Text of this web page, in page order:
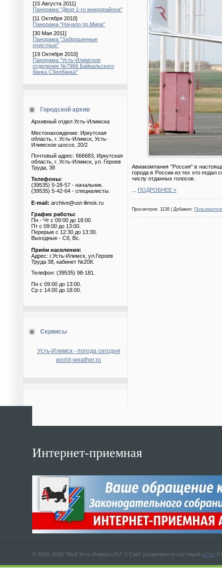
[15 Августа 2011]
Панорама "Двор 1-го микрорайона"
[11 Октября 2010]
Панорама "Начало пр.Мира"
[30 Мая 2011]
Панорама "Заброшенные
очистные"
[19 Октября 2010]
Панорама "Усть-Илимское
отделение №7966 Байкальского
банка Сбербанка"
Городской архив
Архивный отдел Усть-Илимска
Местонахождение: Иркутская
область, г. Усть-Илимск, Усть-
Илимское шоссе, 20/2
Почтовый адрес: 666683, Иркутская
область, г. Усть-Илимск, ул. Героев
Труда, 38
Телефоны:
(39535) 5-28-57 - начальник.
(39535) 5-42-64 - специалисты.
E-mail: archive@ust-ilimsk.ru
График работы:
Пн - Чт с 09:00 до 18:00.
Пт с 09:00 до 13:00.
Перерыв с 12:30 до 13:30.
Выходные - Сб, Вс.
Приём населения:
Адрес: г.Усть-Илимск, ул.Героев
Труда 38, кабинет №208.
Телефон: (39535) 98-181.
Пн с 09:00 до 13:00.
Ср с 14:00 до 18:00.
Сервисы
Усть-Илимск - погода сегодня
world-weather.ru
Авиакомпания "Россия" в
города в России из тех кто подал
числу отданных голосов.
ПОДРОБНЕЕ »
Просмотров: 1138 | Добавил:
Интернет-приемная
© 2002-2026 "Мой Усть-Илимск.RU" // Сайт управляется системой uCoz //